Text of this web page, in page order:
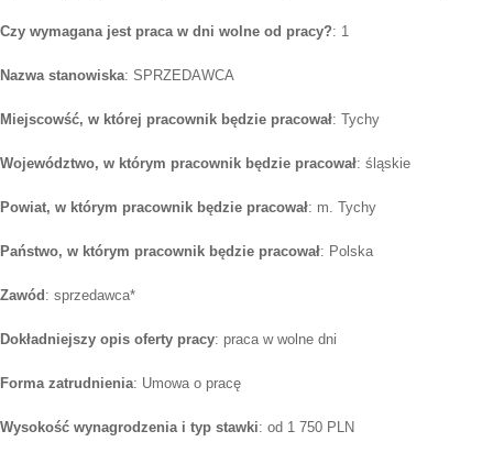
Czy wymagana jest praca w dni wolne od pracy?: 1
Nazwa stanowiska: SPRZEDAWCA
Miejscowść, w której pracownik będzie pracował: Tychy
Województwo, w którym pracownik będzie pracował: śląskie
Powiat, w którym pracownik będzie pracował: m. Tychy
Państwo, w którym pracownik będzie pracował: Polska
Zawód : sprzedawca*
Dokładniejszy opis oferty pracy: praca w wolne dni
Forma zatrudnienia: Umowa o pracę
Wysokość wynagrodzenia i typ stawki: od 1 750 PLN